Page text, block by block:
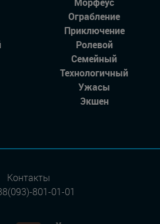
Ограбление
Приключение
Ролевой
Семейный
Технологичный
Ужасы
Экшен
Контакты
801-01-01